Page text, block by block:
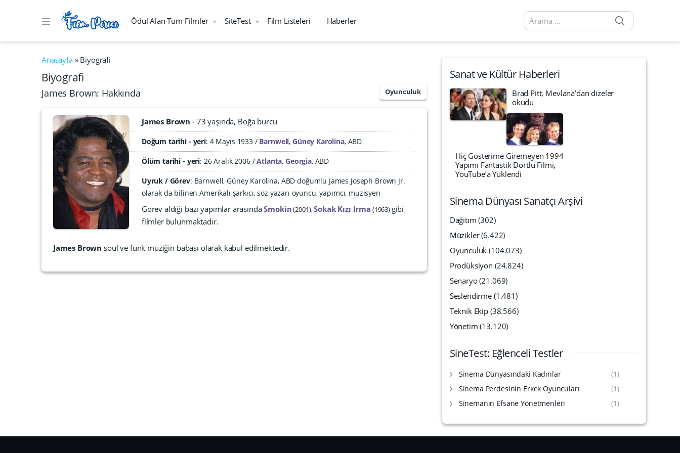
Ödül Alan Tüm Filmler SiteTest Film Listeleri Haberler
Arama sonuçları:
Anasayfa» Biyografi
Biyografi
James Brown: Hakkında Oyunculuk
James Brown 73 yaşında Boğa burcu
Doğum tarihi - yeri 4 Mayıs 1933 Barnwell, Güney Karolina, ABD
Ölüm tarihi - yeri: 26 Aralık 2006 Atlanta, Georgia, ABD
Uyruk / Görev: Barnwell, Güney Karolina, ABD doğumlu James Joseph Brown Jr.
olarak da bilinen Amerikalı şarkıcı, söz yazarı oyuncu, yapımcı, müzisyen
Görev aldığı bazı yapımlar arasındaSmokin 2001 Sokak Kızı Irma 1963 gibi
filmler bulunmaktadır.
James Brownsoul ve funk müziğin babası olarak kabul edilmektedir.
Sanat ve Kültür Haberleri
Brad Pitt, Mevlana’dan dizeler
okudu
Hiç Gösterime Giremeyen 1994
Yapımı Fantastik Dörtlü Filmi,
YouTube’a Yüklendi
Sinema Dünyası Sanatçı Arşivi
Dağıtım (302)
Müzikler(6.422)
Oyunculuk (104.073)
Prodüksiyon (24.824)
Senaryo(21.069)
Seslendirme (1.481)
Teknik Ekip (38.566)
Yönetim (13.120)
SineTest: Eğlenceli Testler
Sinema Dünyasındaki Kadınlar
(1)
Sinema Perdesinin Erkek Oyuncuları
(1)
Sinemanın Efsane Yönetmenleri
(1)